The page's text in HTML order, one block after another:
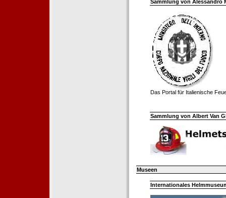
Sammlung von Alessandro
Das Portal für Italienische
Sammlung von Albert Van
Museen
Internationales